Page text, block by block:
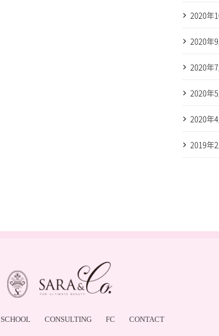
2020年
2020年
2020年
2020年
2020年
2019年
SCHOOL CONSULTING FC CONTACT